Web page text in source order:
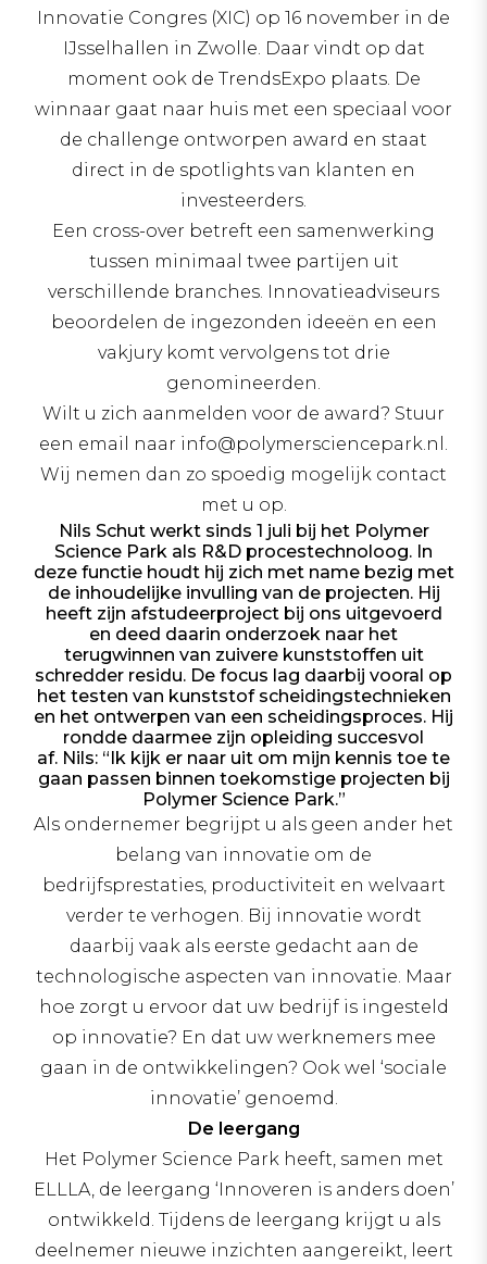
Innovatie Congres (XIC) op 16 november in de
IJsselhallen in Zwolle. Daar vindt op dat
moment ook de TrendsExpo plaats. De
winnaar gaat naar huis met een speciaal voor
de challenge ontworpen award en staat
direct in de spotlights van klanten en
investeerders.
Een cross-over betreft een samenwerking
tussen minimaal twee partijen uit
verschillende branches. Innovatieadviseurs
beoordelen de ingezonden ideeën en een
vakjury komt vervolgens tot drie
genomineerden.
Wilt u zich aanmelden voor de award? Stuur
een email naar info@polymersciencepark.nl.
Wij nemen dan zo spoedig mogelijk contact
met u op.
Nils Schut werkt sinds 1 juli bij het Polymer
Science Park als R&D procestechnoloog. In
deze functie houdt hij zich met name bezig met
de inhoudelijke invulling van de projecten. Hij
heeft zijn afstudeerproject bij ons uitgevoerd
en deed daarin onderzoek naar het
terugwinnen van zuivere kunststoffen uit
schredder residu. De focus lag daarbij vooral op
het testen van kunststof scheidingstechnieken
en het ontwerpen van een scheidingsproces. Hij
rondde daarmee zijn opleiding succesvol
af. Nils: “Ik kijk er naar uit om mijn kennis toe te
gaan passen binnen toekomstige projecten bij
Polymer Science Park.”
Als ondernemer begrijpt u als geen ander het
belang van innovatie om de
bedrijfsprestaties, productiviteit en welvaart
verder te verhogen. Bij innovatie wordt
daarbij vaak als eerste gedacht aan de
technologische aspecten van innovatie. Maar
hoe zorgt u ervoor dat uw bedrijf is ingesteld
op innovatie? En dat uw werknemers mee
gaan in de ontwikkelingen? Ook wel ‘sociale
innovatie’ genoemd.
De leergang
Het Polymer Science Park heeft, samen met
ELLLA, de leergang ‘Innoveren is anders doen’
ontwikkeld. Tijdens de leergang krijgt u als
deelnemer nieuwe inzichten aangereikt, leert